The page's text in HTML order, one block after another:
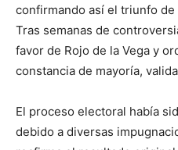
confirmando así el triunfo de
Tras semanas de
favor de Rojo de la Vega y
constancia de mayoría,
El proceso electoral había
debido a diversas